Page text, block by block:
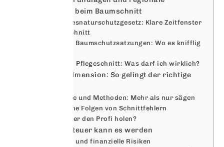
Unterschiede beim Baumschnitt
Das Bundesnaturschutzgesetz: Klare Zeitfenster
für den Schnitt
Regionale Baumschutzsatzungen: Wo es knifflig
Form- und Pflegeschnitt: Was darf ich wirklich?
Technische Dimension: So gelingt der richtige
Werkzeuge und Methoden: Mehr als nur sägen
Biologische Folgen von Schnittfehlern
Wann lieber den Profi holen?
Finanzen: So teuer kann es werden
Bußgelder und finanzielle Risiken